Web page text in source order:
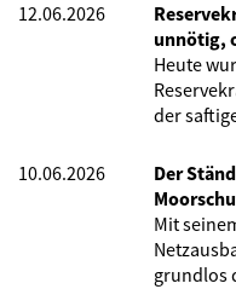
12.06.2026
unnötig,
Heute
der
10.06.2026
Der
Mit
grundlos